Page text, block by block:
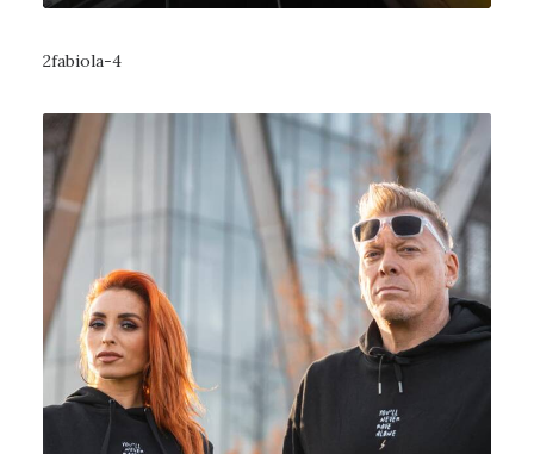
2fabiola-4